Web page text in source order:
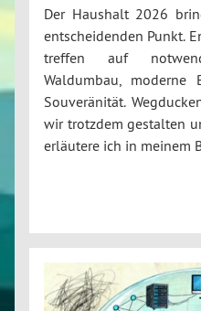
Der Haushalt 2026
entscheidenden Punkt.
treffen auf
Waldumbau, moderne
Souveränität.
wir trotzdem gestalten
erläutere ich in meinem